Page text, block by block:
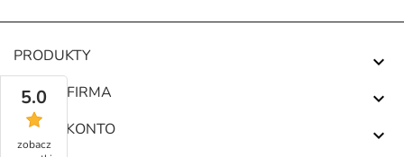
PRODUKTY 
NASZA FIRMA 
TWOJE KONTO 
5.0
zobacz